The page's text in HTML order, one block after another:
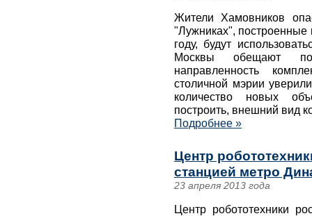
Жители Хамовников
"Лужниках", построенные
году, будут
Москвы обещают
направленность
столичной мэрии
количество новых
построить, внешний вид
Подробнее »
Центр
станцией метро
23 апреля 2013 года
Центр робототехники